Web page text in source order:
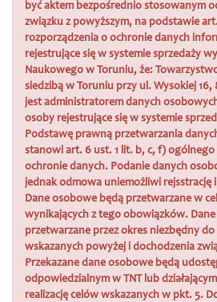
być aktem bezpośrednio stosowanym
związku z powyższym, na podstawie
rozporządzenia o ochronie danych
rejestrujące się w systemie sprzedaży
Naukowego w Toruniu, że:
siedzibą w Toruniu przy ul. Wysokiej 16,
jest administratorem danych
osoby rejestrujące się w systemie
Podstawę prawną przetwarzania
stanowi art. 6 ust. 1 lit. b, c, f) ogólnego
ochronie danych. Podanie danych
jednak odmowa uniemożliwi rejsstrację
Dane osobowe będą przetwarzane w
wynikających z tego obowiązków.
przetwarzane przez okres niezbędny do
wskazanych powyżej i dochodzenia
Przekazane dane osobowe będą
odpowiedzialnym w TNT lub
realizację celów wskazanych w pkt. 5.